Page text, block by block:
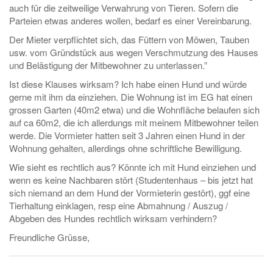
auch für die zeitweilige Verwahrung von Tieren. Sofern die
Parteien etwas anderes wollen, bedarf es einer Vereinbarung.
Der Mieter verpflichtet sich, das Füttern von Möwen, Tauben
usw. vom Gründstück aus wegen Verschmutzung des Hauses
und Belästigung der Mitbewohner zu unterlassen.”
Ist diese Klauses wirksam? Ich habe einen Hund und würde
gerne mit ihm da einziehen. Die Wohnung ist im EG hat einen
grossen Garten (40m2 etwa) und die Wohnfläche belaufen sich
auf ca 60m2, die ich allerdungs mit meinem Mitbewohner teilen
werde. Die Vormieter hatten seit 3 Jahren einen Hund in der
Wohnung gehalten, allerdings ohne schriftliche Bewilligung.
Wie sieht es rechtlich aus? Könnte ich mit Hund einziehen und
wenn es keine Nachbaren stört (Studentenhaus – bis jetzt hat
sich niemand an dem Hund der Vormieterin gestört), ggf eine
Tierhaltung einklagen, resp eine Abmahnung / Auszug /
Abgeben des Hundes rechtlich wirksam verhindern?
Freundliche Grüsse,